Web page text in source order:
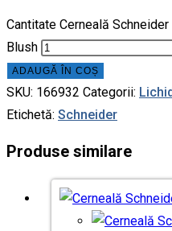
Cantitate Cerneală
Blush
ADAUGĂ ÎN COȘ
SKU: 166932 Categorii:
Etichetă: Schneider
Produse similare